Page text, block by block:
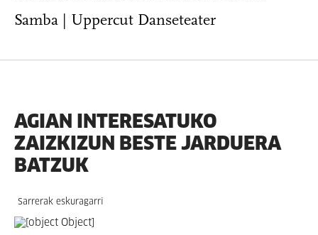
Samba | Uppercut Danseteater
AGIAN INTERESATUKO
ZAIZKIZUN BESTE JARDUERA
BATZUK
Sarrerak eskuragarri